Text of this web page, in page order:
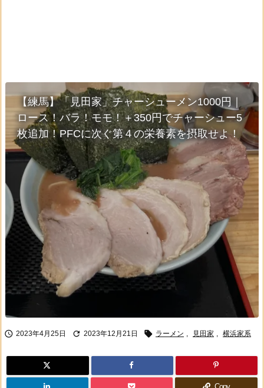
【練馬】「見田家」チャーシューメン1000円｜
ロース！バラ！モモ！＋350円でチャーシュー5
枚追加！PFCに次ぐ第４の栄養素を摂取せよ！
 2023年4月25日  2023年12月21日  ラーメン 見田家 横浜家系